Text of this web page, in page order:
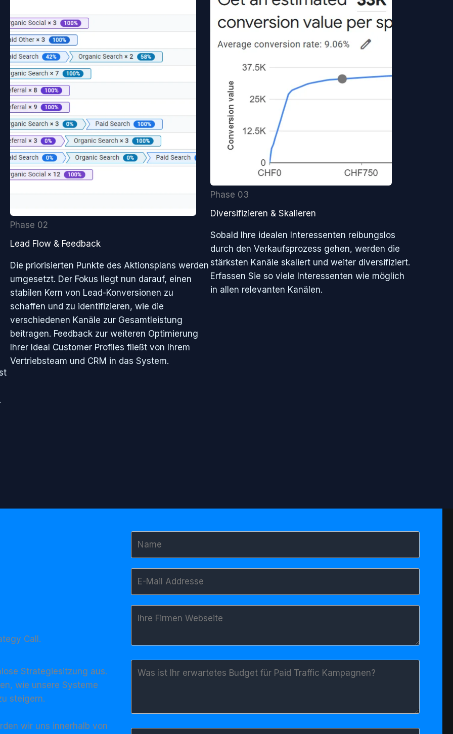
Phase 02
Lead Flow & Feedback
Die priorisierten Punkte des Aktionsplans werden
umgesetzt. Der Fokus liegt nun darauf, einen
stabilen Kern von Lead-Konversionen zu
schaffen und zu identifizieren, wie die
verschiedenen Kanäle zur Gesamtleistung
beitragen. Feedback zur weiteren Optimierung
Ihrer Ideal Customer Profiles fließt von Ihrem
Vertriebsteam und CRM in das System.
Phase 03
Diversifizieren & Skalieren
Sobald Ihre idealen Interessenten reibungslos
durch den Verkaufsprozess gehen, werden die
stärksten Kanäle skaliert und weiter diversifiziert.
Erfassen Sie so viele Interessenten wie möglich
in allen relevanten Kanälen.
Call.
Strategie­sitzung aus.
wie unsere Systeme
steigern.
wir uns innerhalb von